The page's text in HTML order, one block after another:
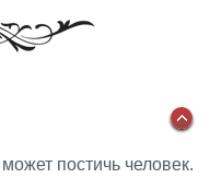
постичь человек.